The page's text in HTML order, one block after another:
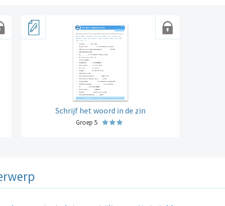
Schrijf het woord in de zin
Groep 5